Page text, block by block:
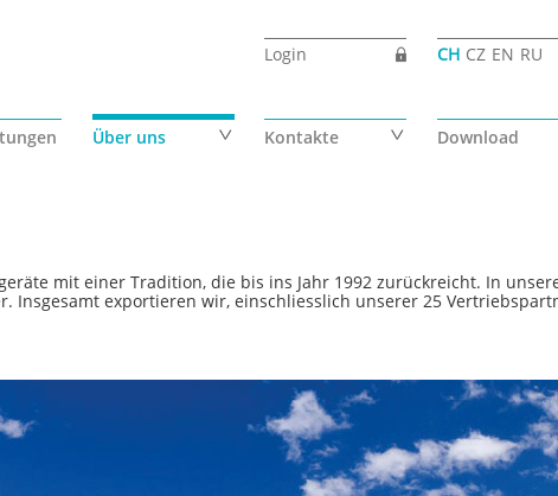
Login
CH CZ EN RU
Über uns Kontakte Download
mit einer Tradition, die bis ins Jahr 1992 zurückreicht. In
Insgesamt exportieren wir, einschliesslich unserer 25